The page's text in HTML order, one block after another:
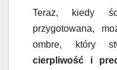
Teraz, kiedy
przygotowana,
ombre, który
cierpliwość i